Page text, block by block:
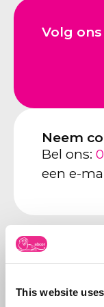
This website
Volg
Neem
Bel ons:
een e-
Abcor is